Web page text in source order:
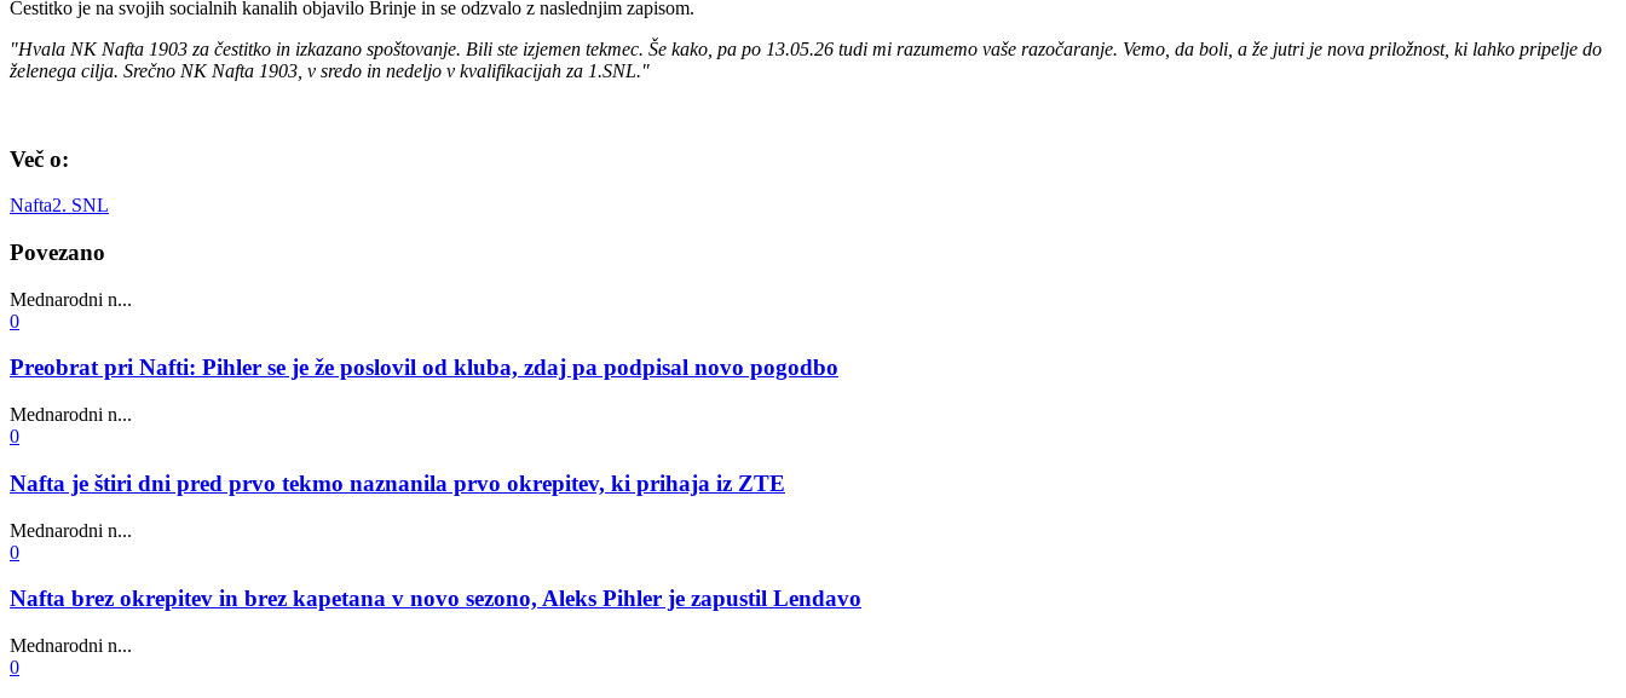
Čestitko je na svojih socialnih kanalih objavilo Brinje in se odzvalo z naslednjim zapisom.
"Hvala NK Nafta 1903 za čestitko in izkazano spoštovanje. Bili ste izjemen tekmec. Še kako, pa po 13.05.26 tudi mi razumemo vaše razočaranje. Vemo, da boli, a že jutri je nova priložnost, ki lahko pripelje do
želenega cilja. Srečno NK Nafta 1903, v sredo in nedeljo v kvalifikacijah za 1.SNL."
Več o:
Nafta2. SNL
Povezano
Mednarodni n...
0
Preobrat pri Nafti: Pihler se je že poslovil od kluba, zdaj pa podpisal novo pogodbo
Mednarodni n...
0
Nafta je štiri dni pred prvo tekmo naznanila prvo okrepitev, ki prihaja iz ZTE
Mednarodni n...
0
Nafta brez okrepitev in brez kapetana v novo sezono, Aleks Pihler je zapustil Lendavo
Mednarodni n...
0